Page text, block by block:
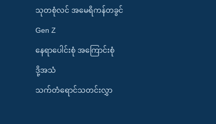
သုတစုံလင် အမေရိကန်တခွင်
Gen Z
နေရာပေါင်းစုံ အကြောင်းစုံ
ဒို့အသံ
သက်တံရောင်သတင်းလွှာ